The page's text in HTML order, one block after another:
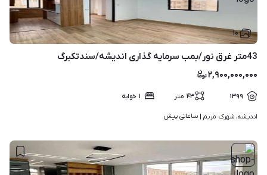
۱۰
43متر غرق نور/بمب سرمایه گذاری اندیشه/سندتکبرگ
۲,۹۰۰,۰۰۰,۰۰۰
۱۳۹۹ ۴۳ متر ۱ خوابه
اندیشه، شهرک مریم | ساعاتی پیش